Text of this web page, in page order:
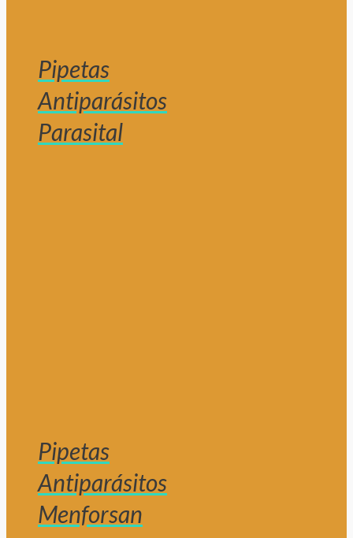
Pipetas
Antiparásitos
Parasital
Pipetas
Antiparásitos
Menforsan